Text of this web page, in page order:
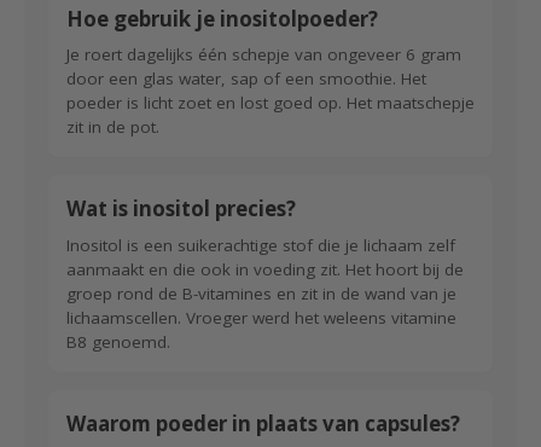
Hoe gebruik je inositolpoeder?
Je roert dagelijks één schepje van ongeveer 6 gram
door een glas water, sap of een smoothie. Het
poeder is licht zoet en lost goed op. Het maatschepje
zit in de pot.
Wat is inositol precies?
Inositol is een suikerachtige stof die je lichaam zelf
aanmaakt en die ook in voeding zit. Het hoort bij de
groep rond de B-vitamines en zit in de wand van je
lichaamscellen. Vroeger werd het weleens vitamine
B8 genoemd.
Waarom poeder in plaats van capsules?